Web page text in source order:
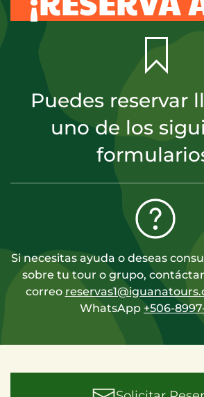
Puedes reservar
uno de los
Si necesitas ayuda o deseas
sobre tu tour o grupo,
correo
WhatsApp +506-